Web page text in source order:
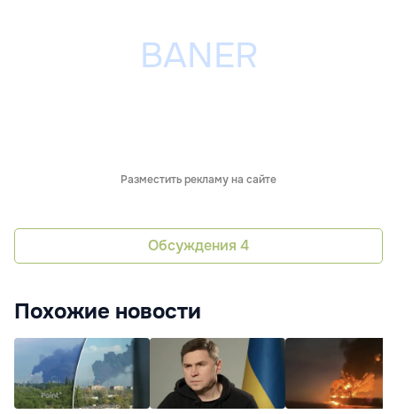
Разместить рекламу на сайте
Обсуждения 4
Похожие новости